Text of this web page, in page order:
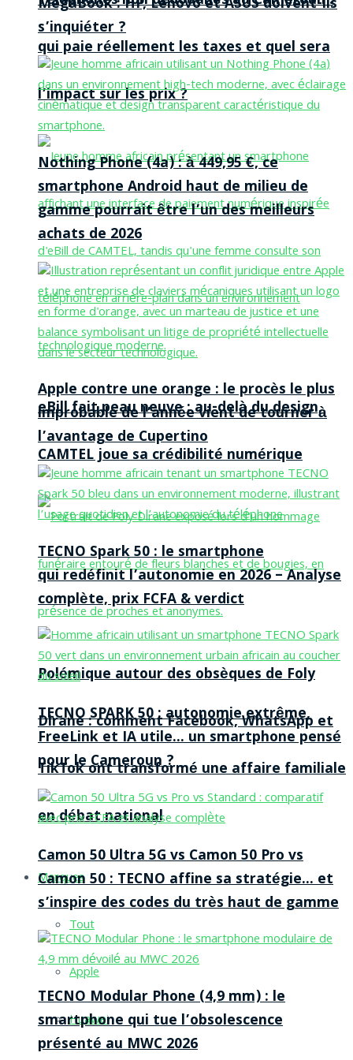
qui paie réellement les taxes et quel sera
l’impact sur les prix ?
eBill fait peau neuve : au-delà du design,
CAMTEL joue sa crédibilité numérique
Polémique autour des obsèques de Foly
Dirane : comment Facebook, WhatsApp et
TikTok ont transformé une affaire familiale
en débat national
Marques
Tout
Apple
Huawei
MegaBook : HP, Lenovo et ASUS doivent-ils
s’inquiéter ?
Nothing Phone (4a) : à 449,95 €, ce
smartphone Android haut de milieu de
gamme pourrait être l’un des meilleurs
achats de 2026
Apple contre une orange : le procès le plus
improbable de l’année vient de tourner à
l’avantage de Cupertino
TECNO Spark 50 : le smartphone
qui redéfinit l’autonomie en 2026 – Analyse
complète, prix FCFA & verdict
TECNO SPARK 50 : autonomie extrême,
FreeLink et IA utile… un smartphone pensé
pour le Cameroun ?
Camon 50 Ultra 5G vs Camon 50 Pro vs
Camon 50 : TECNO affine sa stratégie… et
s’inspire des codes du très haut de gamme
TECNO Modular Phone (4,9 mm) : le
smartphone qui tue l’obsolescence
présenté au MWC 2026